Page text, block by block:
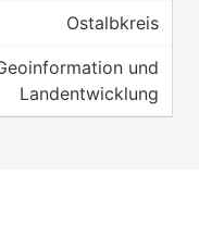
Ostalbkreis
und
Landentwicklung